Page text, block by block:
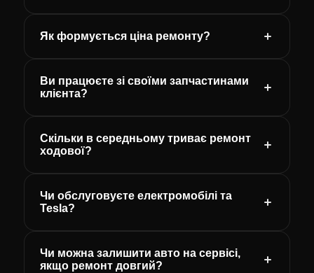
Як формується ціна ремонту?
Ви працюєте зі своїми запчастинами
клієнта?
Скільки в середньому триває ремонт
ходової?
Чи обслуговуєте електромобілі та
Tesla?
Чи можна залишити авто на сервісі,
якщо ремонт довгий?